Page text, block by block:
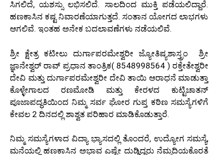
ಸಿಗಲಿದೆ, ಯಶಸ್ಸು ಲಭಿಸಲಿದೆ. ಸಾಲದಿಂದ ಮುಕ್ತಿ ಪಡೆಯಲಿದ್ದಾರೆ.
ಹಣಕಾಸಿನ ಕಷ್ಟ ನಿವಾರಣೆಯಾಗುತ್ತದೆ. ಸಂತಾನ ಯೋಗದ ಲಾಭಗಳು
ಆಗಲಿವೆ. ಇಂತಹ ಅನೇಕ ಬದಲಾವಣೆಗಳು ನಡೆಯಲಿವೆ.
ಶ್ರೀ ಕ್ಷೇತ್ರ ಕಟೀಲು ದುರ್ಗಾಪರಮೇಶ್ವರೀ ಜ್ಯೋತಿಷ್ಯಶಾಸ್ತ್ರಂ ಶ್ರೀ
ಜ್ಞಾನೇಶ್ವರ್ ರಾವ್ ಪ್ರಧಾನ ತಾಂತ್ರಿಕ( 8548998564 ) ರಕ್ತೇತೇಶ್ವರೀ
ದೇವಿ ಮತ್ತು ದುರ್ಗಾಪರಮೇಶ್ವರೀ ದೇವಿ ತಾಯಿ ಆರಾಧನೆ ಮಾಡುತ್ತಾ
ಕೊಳ್ಳೇಗಾಲದ ರಣಮೋಡಿ ಮತ್ತು ಕೇರಳದ ಕುಟ್ಟಿಚಾತನ್
ಪೂಜಾಪದ್ಧತಿಯಿಂದ ನಿಮ್ಮ ಸರ್ವ ಘೋರ ಗುಪ್ತ ಕಠಿಣ ಸಮಸ್ಯೆಗಳಿಗೆ
ಕೇವಲ 2 ದಿನದಲ್ಲಿ ಶಾಶ್ವತ ಪರಿಹಾರ ಮಾಡಿಕೊಡುತ್ತಾರೆ.
ನಿಮ್ಮ ಸಮಸ್ಯೆಗಳಾದ ವಿದ್ಯಾ ಭ್ಯಾಸದಲ್ಲಿ ತೊಂದರೆ, ಉದ್ಯೋಗ ಸಮಸ್ಯೆ,
ಮನೆಯಲ್ಲಿ ಹಣಕಾಸಿನ ಅಭಾವ ಎಷ್ಟೇ ದುಡ್ಡಿದ್ದರು ನೆಮ್ಮದಿಯಕೊರತೆ